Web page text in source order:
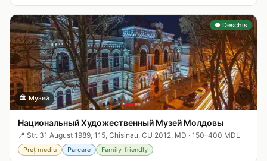
● Deschis
🏛️ Музей 🤍
Национальный Художественный Музей Молдовы
📍 Str. 31 August 1989, 115, Chisinau, CU 2012, MD · 150–400 MDL
Preț mediu Parcare Family-friendly